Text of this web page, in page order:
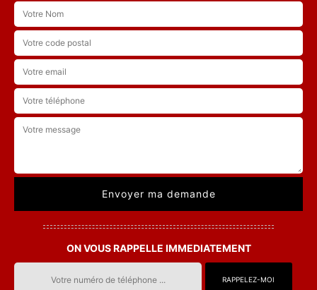
ON VOUS RAPPELLE IMMEDIATEMENT